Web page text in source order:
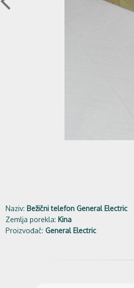
Naziv: Bežični telefon General Electric
Zemlja porekla: Kina
Proizvođač: General Electric